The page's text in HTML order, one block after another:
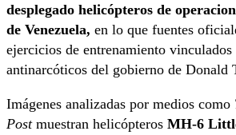
desplegado helicópteros de
de Venezuela, en lo que fuentes
ejercicios de entrenamiento vinculados
antinarcóticos del gobierno de Donald
Imágenes analizadas por medios como
Postmuestran helicópteros MH-6